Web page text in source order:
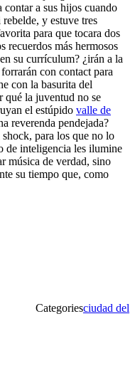
contar a sus hijos cuando
y estuve tres
para que tocara dos
recuerdos más hermosos
su currículum? ¿irán a la
con contact para
con la basurita del
qué la juventud no se
el estúpido valle de
reverenda pendejada?
para los que no lo
de inteligencia les ilumine
música de verdad, sino
su tiempo que, como
Categoriesciudad del